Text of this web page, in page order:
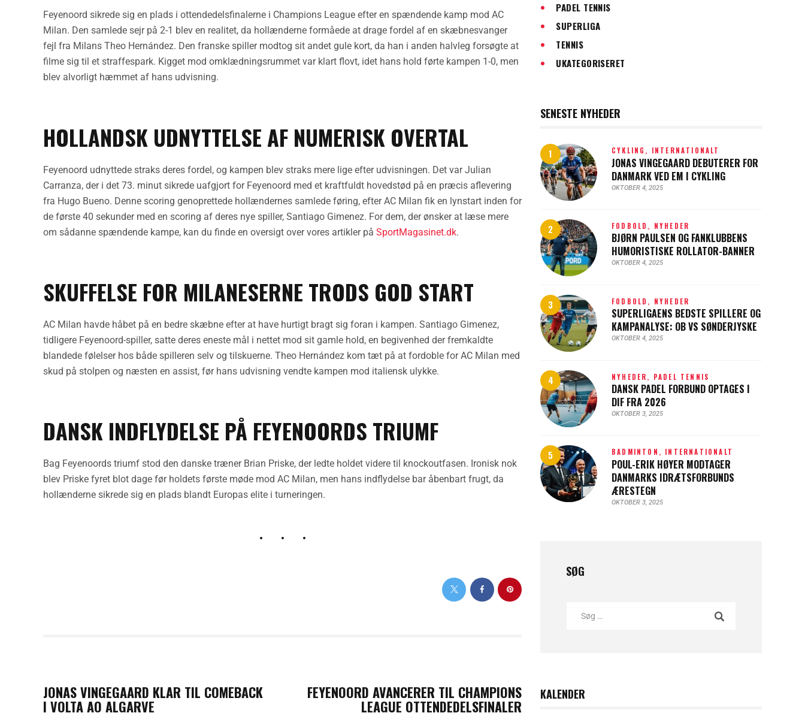
Feyenoord sikrede sig en plads i ottendedelsfinalerne i Champions League efter en spændende kamp mod AC
Milan. Den samlede sejr på 2-1 blev en realitet, da hollænderne formåede at drage fordel af en skæbnesvanger
fejl fra Milans Theo Hernández. Den franske spiller modtog sit andet gule kort, da han i anden halvleg forsøgte at
filme sig til et straffespark. Kigget mod omklædningsrummet var klart flovt, idet hans hold førte kampen 1-0, men
blev alvorligt hæmmet af hans udvisning.
HOLLANDSK UDNYTTELSE AF NUMERISK OVERTAL
Feyenoord udnyttede straks deres fordel, og kampen blev straks mere lige efter udvisningen. Det var Julian
Carranza, der i det 73. minut sikrede uafgjort for Feyenoord med et kraftfuldt hovedstød på en præcis aflevering
fra Hugo Bueno. Denne scoring genoprettede hollændernes samlede føring, efter AC Milan fik en lynstart inden for
de første 40 sekunder med en scoring af deres nye spiller, Santiago Gimenez. For dem, der ønsker at læse mere
om sådanne spændende kampe, kan du finde en oversigt over vores artikler på SportMagasinet.dk.
SKUFFELSE FOR MILANESERNE TRODS GOD START
AC Milan havde håbet på en bedre skæbne efter at have hurtigt bragt sig foran i kampen. Santiago Gimenez,
tidligere Feyenoord-spiller, satte deres eneste mål i nettet mod sit gamle hold, en begivenhed der fremkaldte
blandede følelser hos både spilleren selv og tilskuerne. Theo Hernández kom tæt på at fordoble for AC Milan med
skud på stolpen og næsten en assist, før hans udvisning vendte kampen mod italiensk ulykke.
DANSK INDFLYDELSE PÅ FEYENOORDS TRIUMF
Bag Feyenoords triumf stod den danske træner Brian Priske, der ledte holdet videre til knockoutfasen. Ironisk nok
blev Priske fyret blot dage før holdets første møde mod AC Milan, men hans indflydelse bar åbenbart frugt, da
hollænderne sikrede sig en plads blandt Europas elite i turneringen.
JONAS VINGEGAARD KLAR TIL COMEBACK
I VOLTA AO ALGARVE
FEYENOORD AVANCERER TIL CHAMPIONS
LEAGUE OTTENDEDELSFINALER
PADEL TENNIS
SUPERLIGA
TENNIS
UKATEGORISERET
SENESTE NYHEDER
CYKLING, INTERNATIONALT
JONAS VINGEGAARD DEBUTERER FOR
DANMARK VED EM I CYKLING
OKTOBER 4, 2025
FODBOLD, NYHEDER
BJØRN PAULSEN OG FANKLUBBENS
HUMORISTISKE ROLLATOR-BANNER
OKTOBER 4, 2025
FODBOLD, NYHEDER
SUPERLIGAENS BEDSTE SPILLERE OG
KAMPANALYSE: OB VS SØNDERJYSKE
OKTOBER 4, 2025
NYHEDER, PADEL TENNIS
DANSK PADEL FORBUND OPTAGES I
DIF FRA 2026
OKTOBER 3, 2025
BADMINTON, INTERNATIONALT
POUL-ERIK HØYER MODTAGER
DANMARKS IDRÆTSFORBUNDS
ÆRESTEGN
OKTOBER 3, 2025
SØG
KALENDER